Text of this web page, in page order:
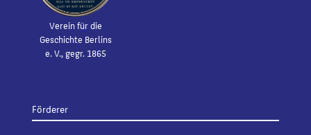
Verein für die
Geschichte Berlins
e. V., gegr. 1865
Förderer